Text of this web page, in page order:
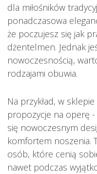
dla miłośników
ponadczasowa
że poczujesz się jak
dżentelmen. Jednak
nowoczesnością,
rodzajami obuwia.
Na przykład, w
propozycje na operę
się nowoczesnym
komfortem noszenia.
osób, które cenią
nawet podczas